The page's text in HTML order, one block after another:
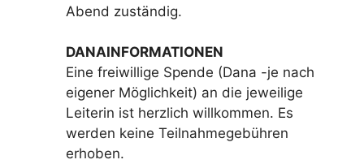
Abend zuständig.
DANAINFORMATIONEN
Eine freiwillige Spende (Dana -je nach
eigener Möglichkeit) an die jeweilige
Leiterin ist herzlich willkommen. Es
werden keine Teilnahmegebühren
erhoben.